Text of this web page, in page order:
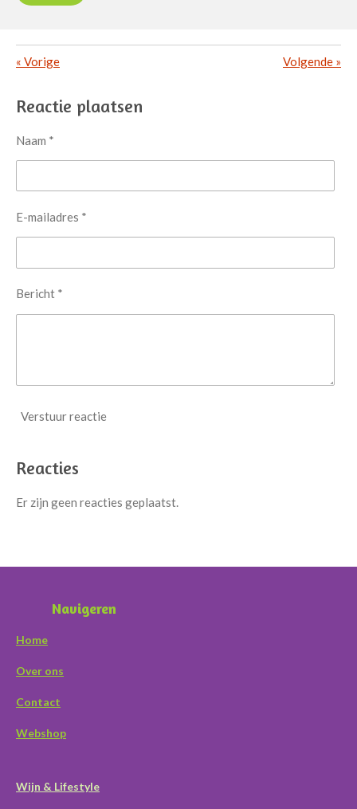
« Vorige Volgende »
Reactie plaatsen
Naam *
E-mailadres *
Bericht *
Verstuur reactie
Reacties
Er zijn geen reacties geplaatst.
Navigeren
Home
Over ons
Contact
Webshop
Wijn & Lifestyle